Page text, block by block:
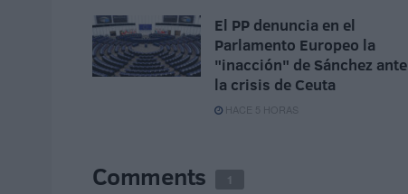
El PP denuncia en el
Parlamento Europeo la
"inacción" de Sánchez ante
la crisis de Ceuta
HACE 5 HORAS
Comments 1